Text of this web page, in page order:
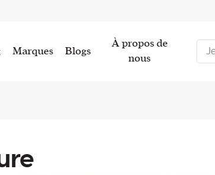
Marques Blogs
À propos de
nous